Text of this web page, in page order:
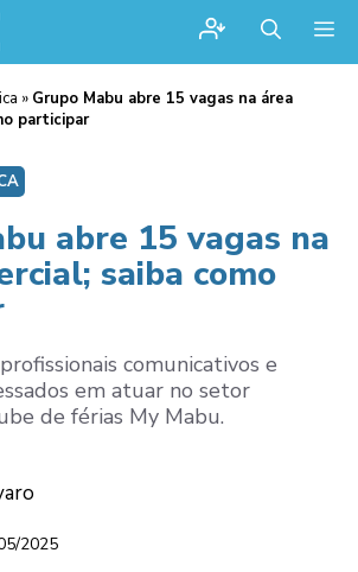
» Grupo Mabu abre 15 vagas na área
participar
abre 15 vagas na
saiba como
comunicativos e
em atuar no setor
de férias My Mabu.
2025